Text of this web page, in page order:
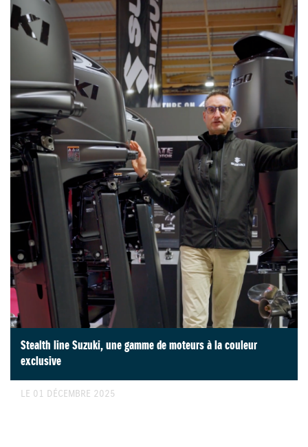
Stealth line Suzuki, une gamme de moteurs à la couleur
exclusive
LE 01 DÉCEMBRE 2025